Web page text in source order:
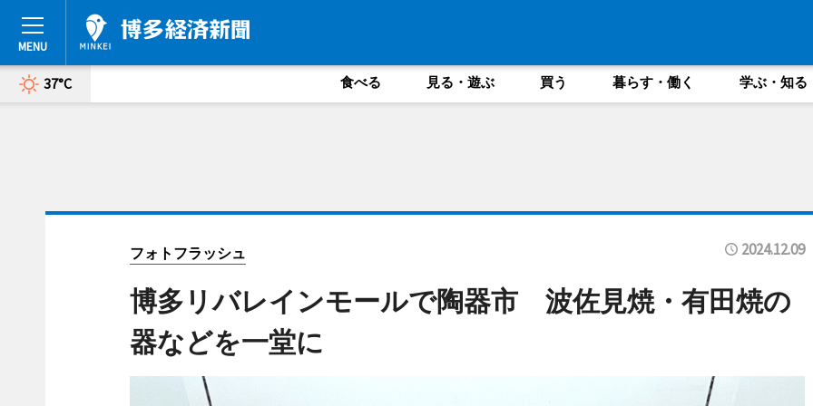
37°C 食べる 見る・遊ぶ 買う 暮らす・働く 学ぶ・知る
フォトフラッシュ 2024.12.09
博多リバレインモールで陶器市 波佐見焼・有田焼の
器などを一堂に